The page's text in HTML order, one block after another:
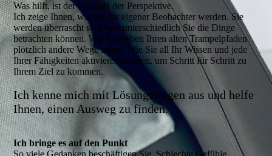
Was hilft, ist der Wechsel der Perspektive.
Ich zeige Ihnen, wie Sie Ihr eigener Beobachter werden. Sie
werden überrascht sein, wie unterschiedlich Sie die Dinge
betrachten können. Wie Sie neben Ihren alten Trampelpfaden
plötzlich andere Wege sehen. Wie Sie all Ihr Wissen und jede
Ihrer Fähigkeiten aktivieren können, um Schritt für Schritt zu
Ihrem Ziel zu kommen.
Ich kenne mich mit Lösungswegen aus und helfe
Ihnen, einen Ausweg zu finden.
Ich bringe es auf den Punkt
So viele Gedanken beschäftigen Sie. Schlechte Gefühle